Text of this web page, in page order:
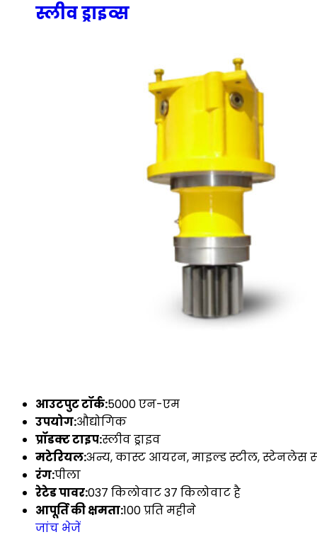
स्लीव ड्राइव्स
आउटपुट टॉर्क:5000 एन-एम
उपयोग:औद्योगिक
प्रॉडक्ट टाइप:स्लीव ड्राइव
मटेरियल:अन्य, कास्ट आयरन, माइल्ड स्टील, स्टेनलेस
रंग:पीला
रेटेड पावर:037 किलोवाट 37 किलोवाट है
आपूर्ति की क्षमता:100 प्रति महीने
जांच भेजें